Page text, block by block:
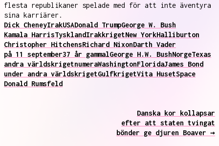
flesta republikaner spelade med för att inte äventyra
sina karriärer.
Dick CheneyIrakUSADonald TrumpGeorge W. Bush
Kamala HarrisTysklandIrakkrigetNew YorkHalliburton
Christopher HitchensRichard NixonDarth Vader
på 11 september37 år gammalGeorge H.W. BushNorgeTexas
andra världskrigetnumeraWashingtonFloridaJames Bond
under andra världskrigetGulfkrigetVita HusetSpace
Donald Rumsfeld
Danska kor kollapsar
efter att staten tvingat
bönder ge djuren Boaver →